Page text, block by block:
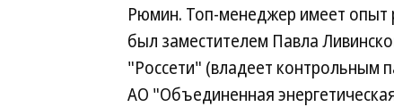
Рюмин. Топ-менеджер имеет опыт
был заместителем Павла
"Россети" (владеет контрольным
АО "Объединенная